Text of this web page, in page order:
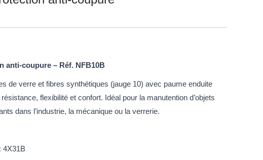
anti-coupure – Réf. NFB10B
de verre et fibres synthétiques (jauge 10) avec paume enduite
flexibilité et confort. Idéal pour la manutention d’objets
dans l’industrie, la mécanique ou la verrerie.
4X31B